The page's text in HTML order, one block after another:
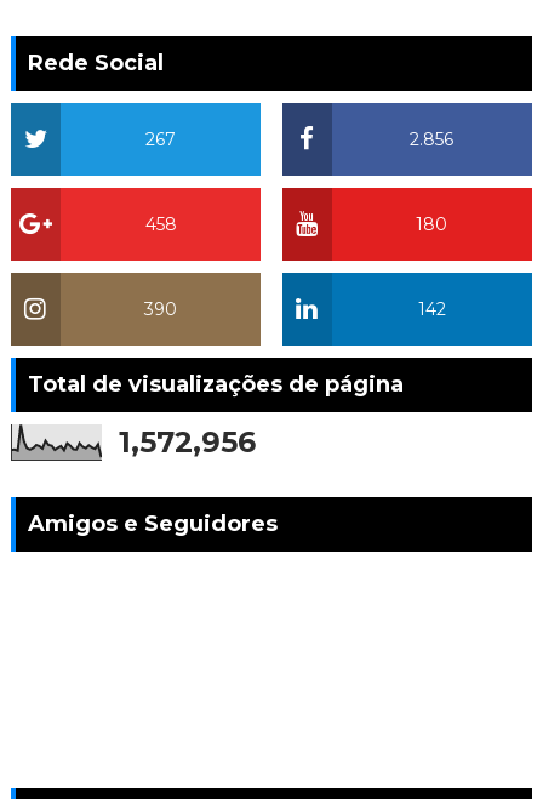
Rede Social
2.856
267
180
458
142
390
Total de visualizações de página
1,572,956
Amigos e Seguidores